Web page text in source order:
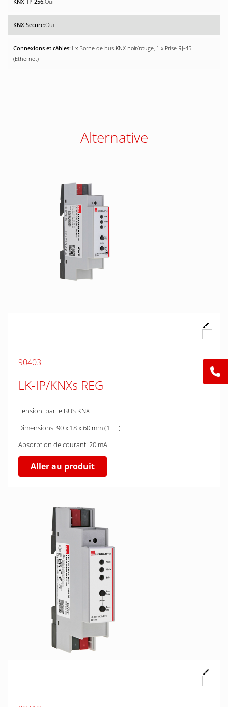
Oui
1 x Borne de bus KNX noir/rouge, 1 x Prise RJ-45
(Ethernet)
Alternative
90403
LK-IP/KNXs REG
Tension: par le BUS KNX
Dimensions: 90 x 18 x 60 mm (1 TE)
Absorption de courant: 20 mA
Aller au produit